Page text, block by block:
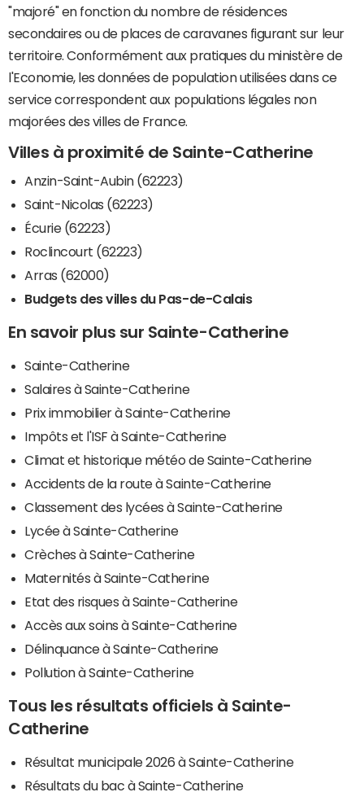
"majoré" en fonction du nombre de résidences
secondaires ou de places de caravanes figurant sur leur
territoire. Conformément aux pratiques du ministère de
l'Economie, les données de population utilisées dans ce
service correspondent aux populations légales non
majorées des villes de France.
Villes à proximité de Sainte-Catherine
Anzin-Saint-Aubin (62223)
Saint-Nicolas (62223)
Écurie (62223)
Roclincourt (62223)
Arras (62000)
Budgets des villes du Pas-de-Calais
En savoir plus sur Sainte-Catherine
Sainte-Catherine
Salaires à Sainte-Catherine
Prix immobilier à Sainte-Catherine
Impôts et l'ISF à Sainte-Catherine
Climat et historique météo de Sainte-Catherine
Accidents de la route à Sainte-Catherine
Classement des lycées à Sainte-Catherine
Lycée à Sainte-Catherine
Crèches à Sainte-Catherine
Maternités à Sainte-Catherine
Etat des risques à Sainte-Catherine
Accès aux soins à Sainte-Catherine
Délinquance à Sainte-Catherine
Pollution à Sainte-Catherine
Tous les résultats officiels à Sainte-
Catherine
Résultat municipale 2026 à Sainte-Catherine
Résultats du bac à Sainte-Catherine